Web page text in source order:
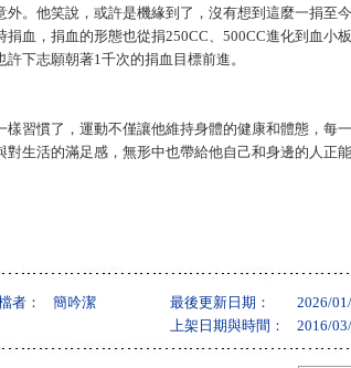
。他笑說，或許是機緣到了，沒有想到這麼一捐至
血，捐血的形態也從捐250CC、500CC進化到血小
下志願朝著1千次的捐血目標前進。
習慣了，運動不僅讓他維持身體的健康和體態，每
生活的滿足感，無形中也帶給他自己和身邊的人正
者： 簡吟潔 最後更新日期：
2026/
上架日期與時間：
2016/